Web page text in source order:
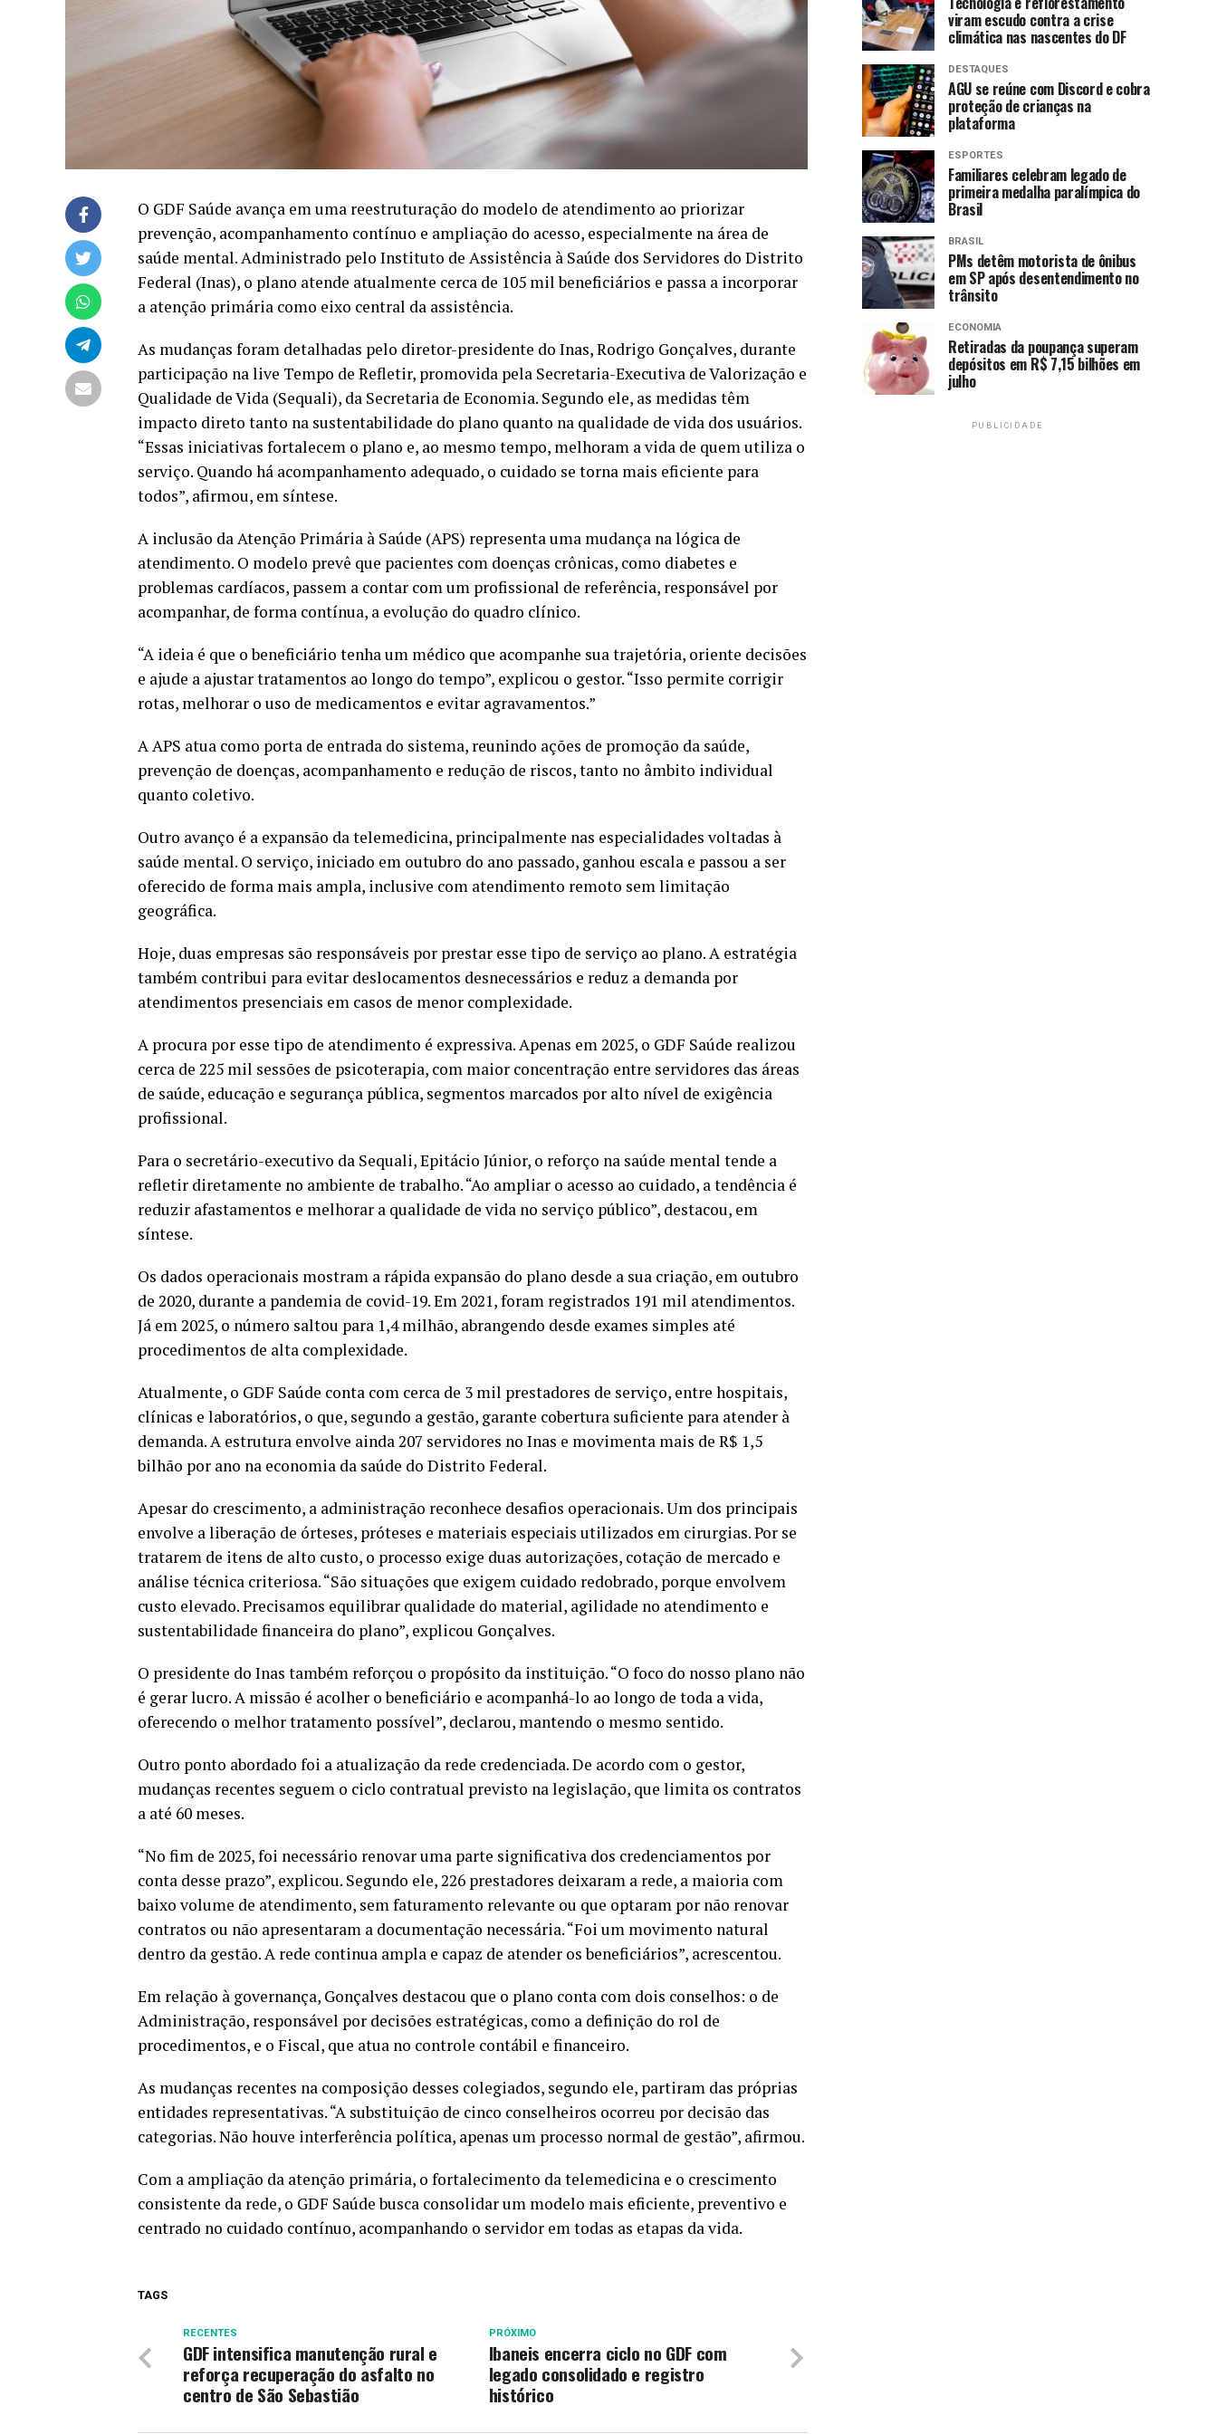
O GDF Saúde avança em uma reestruturação do modelo de atendimento ao priorizar
prevenção, acompanhamento contínuo e ampliação do acesso, especialmente na área de
saúde mental. Administrado pelo Instituto de Assistência à Saúde dos Servidores do Distrito
Federal (Inas), o plano atende atualmente cerca de 105 mil beneficiários e passa a incorporar
a atenção primária como eixo central da assistência.
As mudanças foram detalhadas pelo diretor-presidente do Inas, Rodrigo Gonçalves, durante
participação na live Tempo de Refletir, promovida pela Secretaria-Executiva de Valorização e
Qualidade de Vida (Sequali), da Secretaria de Economia. Segundo ele, as medidas têm
impacto direto tanto na sustentabilidade do plano quanto na qualidade de vida dos usuários.
“Essas iniciativas fortalecem o plano e, ao mesmo tempo, melhoram a vida de quem utiliza o
serviço. Quando há acompanhamento adequado, o cuidado se torna mais eficiente para
todos”, afirmou, em síntese.
A inclusão da Atenção Primária à Saúde (APS) representa uma mudança na lógica de
atendimento. O modelo prevê que pacientes com doenças crônicas, como diabetes e
problemas cardíacos, passem a contar com um profissional de referência, responsável por
acompanhar, de forma contínua, a evolução do quadro clínico.
“A ideia é que o beneficiário tenha um médico que acompanhe sua trajetória, oriente decisões
e ajude a ajustar tratamentos ao longo do tempo”, explicou o gestor. “Isso permite corrigir
rotas, melhorar o uso de medicamentos e evitar agravamentos.”
A APS atua como porta de entrada do sistema, reunindo ações de promoção da saúde,
prevenção de doenças, acompanhamento e redução de riscos, tanto no âmbito individual
quanto coletivo.
Outro avanço é a expansão da telemedicina, principalmente nas especialidades voltadas à
saúde mental. O serviço, iniciado em outubro do ano passado, ganhou escala e passou a ser
oferecido de forma mais ampla, inclusive com atendimento remoto sem limitação
geográfica.
Hoje, duas empresas são responsáveis por prestar esse tipo de serviço ao plano. A estratégia
também contribui para evitar deslocamentos desnecessários e reduz a demanda por
atendimentos presenciais em casos de menor complexidade.
A procura por esse tipo de atendimento é expressiva. Apenas em 2025, o GDF Saúde realizou
cerca de 225 mil sessões de psicoterapia, com maior concentração entre servidores das áreas
de saúde, educação e segurança pública, segmentos marcados por alto nível de exigência
profissional.
Para o secretário-executivo da Sequali, Epitácio Júnior, o reforço na saúde mental tende a
refletir diretamente no ambiente de trabalho. “Ao ampliar o acesso ao cuidado, a tendência é
reduzir afastamentos e melhorar a qualidade de vida no serviço público”, destacou, em
síntese.
Os dados operacionais mostram a rápida expansão do plano desde a sua criação, em outubro
de 2020, durante a pandemia de covid-19. Em 2021, foram registrados 191 mil atendimentos.
Já em 2025, o número saltou para 1,4 milhão, abrangendo desde exames simples até
procedimentos de alta complexidade.
Atualmente, o GDF Saúde conta com cerca de 3 mil prestadores de serviço, entre hospitais,
clínicas e laboratórios, o que, segundo a gestão, garante cobertura suficiente para atender à
demanda. A estrutura envolve ainda 207 servidores no Inas e movimenta mais de R$ 1,5
bilhão por ano na economia da saúde do Distrito Federal.
Apesar do crescimento, a administração reconhece desafios operacionais. Um dos principais
envolve a liberação de órteses, próteses e materiais especiais utilizados em cirurgias. Por se
tratarem de itens de alto custo, o processo exige duas autorizações, cotação de mercado e
análise técnica criteriosa. “São situações que exigem cuidado redobrado, porque envolvem
custo elevado. Precisamos equilibrar qualidade do material, agilidade no atendimento e
sustentabilidade financeira do plano”, explicou Gonçalves.
O presidente do Inas também reforçou o propósito da instituição. “O foco do nosso plano não
é gerar lucro. A missão é acolher o beneficiário e acompanhá-lo ao longo de toda a vida,
oferecendo o melhor tratamento possível”, declarou, mantendo o mesmo sentido.
Outro ponto abordado foi a atualização da rede credenciada. De acordo com o gestor,
mudanças recentes seguem o ciclo contratual previsto na legislação, que limita os contratos
a até 60 meses.
“No fim de 2025, foi necessário renovar uma parte significativa dos credenciamentos por
conta desse prazo”, explicou. Segundo ele, 226 prestadores deixaram a rede, a maioria com
baixo volume de atendimento, sem faturamento relevante ou que optaram por não renovar
contratos ou não apresentaram a documentação necessária. “Foi um movimento natural
dentro da gestão. A rede continua ampla e capaz de atender os beneficiários”, acrescentou.
Em relação à governança, Gonçalves destacou que o plano conta com dois conselhos: o de
Administração, responsável por decisões estratégicas, como a definição do rol de
procedimentos, e o Fiscal, que atua no controle contábil e financeiro.
As mudanças recentes na composição desses colegiados, segundo ele, partiram das próprias
entidades representativas. “A substituição de cinco conselheiros ocorreu por decisão das
categorias. Não houve interferência política, apenas um processo normal de gestão”, afirmou.
Com a ampliação da atenção primária, o fortalecimento da telemedicina e o crescimento
consistente da rede, o GDF Saúde busca consolidar um modelo mais eficiente, preventivo e
centrado no cuidado contínuo, acompanhando o servidor em todas as etapas da vida.
TAGS
PRÓXIMO
Ibaneis encerra ciclo no GDF com
legado consolidado e registro
histórico
RECENTES
GDF intensifica manutenção rural e
reforça recuperação do asfalto no
centro de São Sebastião
viram escudo contra a crise
climática nas nascentes do DF
DESTAQUES
AGU se reúne com Discord e cobra
proteção de crianças na
plataforma
ESPORTES
Familiares celebram legado de
primeira medalha paralímpica do
Brasil
BRASIL
PMs detêm motorista de ônibus
em SP após desentendimento no
trânsito
ECONOMIA
Retiradas da poupança superam
depósitos em R$ 7,15 bilhões em
julho
PUBLICIDADE